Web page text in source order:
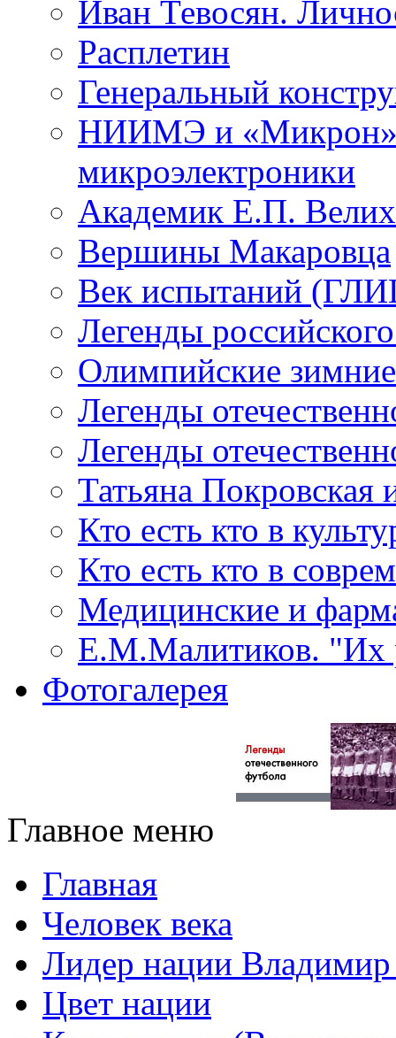
Иван Тевосян.
Расплетин
Генеральный
НИИМЭ и «Микрон»
микроэлектроники
Академик Е.П.
Вершины Макаровца
Век испытаний
Легенды
Олимпийские
Легенды
Легенды
Татьяна Покровская
Кто есть кто в
Кто есть кто в
Медицинские и
Е.М.Малитиков. "Их
Фотогалерея
Главное меню
Главная
Человек века
Лидер нации
Цвет нации